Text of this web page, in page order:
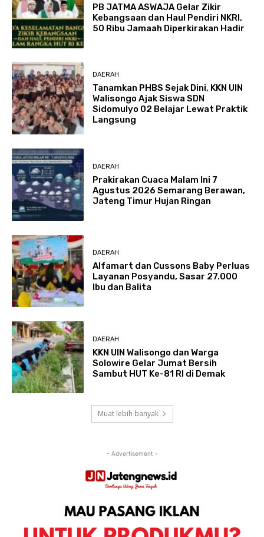
PB JATMA ASWAJA Gelar Zikir
Kebangsaan dan Haul Pendiri NKRI,
50 Ribu Jamaah Diperkirakan Hadir
DAERAH
Tanamkan PHBS Sejak Dini, KKN UIN
Walisongo Ajak Siswa SDN
Sidomulyo 02 Belajar Lewat Praktik
Langsung
DAERAH
Prakirakan Cuaca Malam Ini 7
Agustus 2026 Semarang Berawan,
Jateng Timur Hujan Ringan
DAERAH
Alfamart dan Cussons Baby Perluas
Layanan Posyandu, Sasar 27.000
Ibu dan Balita
DAERAH
KKN UIN Walisongo dan Warga
Solowire Gelar Jumat Bersih
Sambut HUT Ke-81 RI di Demak
Muat lebih banyak
- Advertisement -